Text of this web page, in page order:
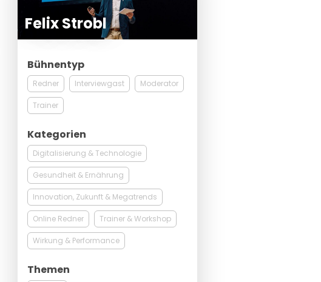
Felix Strobl
Bühnentyp
Redner Interviewgast Moderator
Trainer
Kategorien
Digitalisierung & Technologie
Gesundheit & Ernährung
Innovation, Zukunft & Megatrends
Online Redner Trainer & Workshop
Wirkung & Performance
Themen